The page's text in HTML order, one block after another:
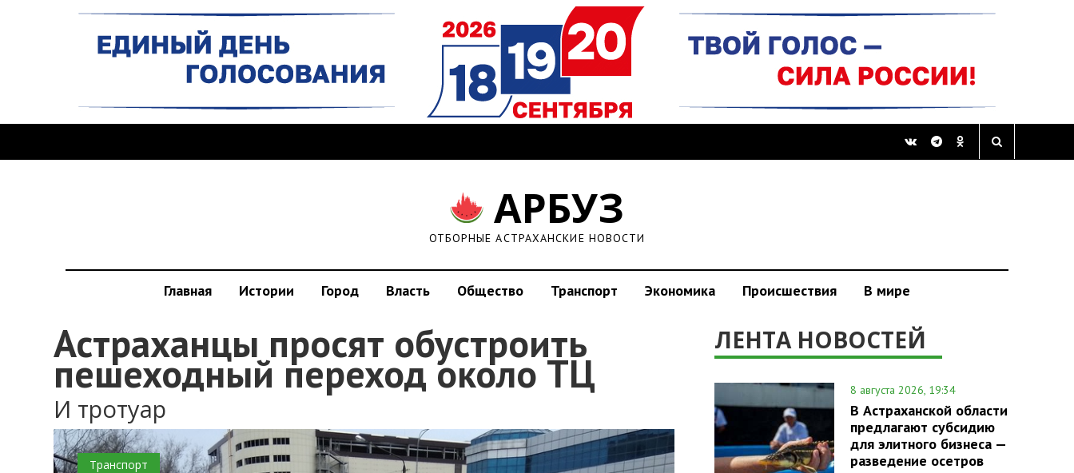
АРБУЗ
ОТБОРНЫЕ АСТРАХАНСКИЕ НОВОСТИ
Главная Истории Город Власть Общество Транспорт Экономика Происшествия В мире
Астраханцы просят обустроить
пешеходный переход около ТЦ
И тротуар
Транспорт
ЛЕНТА НОВОСТЕЙ
8 августа 2026, 19:34
В Астраханской области
предлагают субсидию
для элитного бизнеса —
разведение осетров